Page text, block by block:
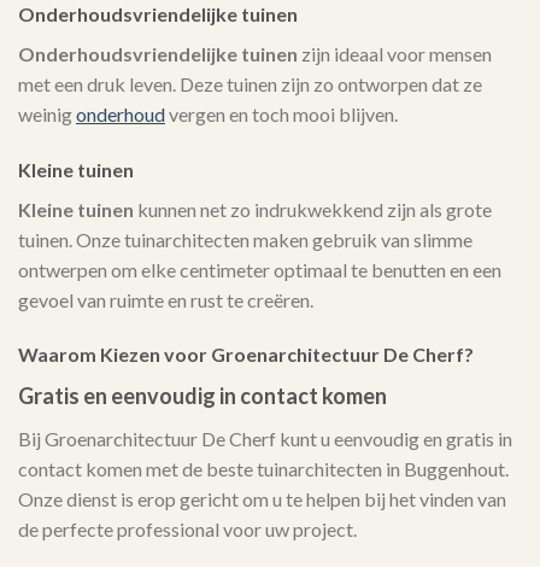
Onderhoudsvriendelijke tuinen
Onderhoudsvriendelijke tuinen zijn ideaal voor mensen
met een druk leven. Deze tuinen zijn zo ontworpen dat ze
weinigonderhoudvergen en toch mooi blijven.
Kleine tuinen
Kleine tuinen kunnen net zo indrukwekkend zijn als grote
tuinen. Onze tuinarchitecten maken gebruik van slimme
ontwerpen om elke centimeter optimaal te benutten en een
gevoel van ruimte en rust te creëren.
Waarom Kiezen voor Groenarchitectuur De Cherf?
Gratis en eenvoudig in contact komen
Bij Groenarchitectuur De Cherf kunt u eenvoudig en gratis in
contact komen met de beste tuinarchitecten in Buggenhout.
Onze dienst is erop gericht om u te helpen bij het vinden van
de perfecte professional voor uw project.